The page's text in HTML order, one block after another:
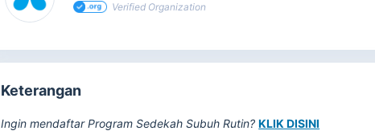
Verified Organization
Keterangan
Ingin mendaftar Program Sedekah Subuh Rutin?KLIK DISINI